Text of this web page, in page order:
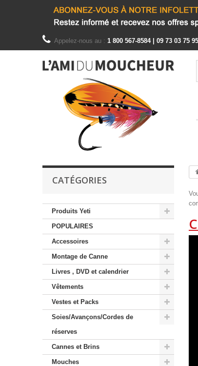
Appelez-nous au : 1 800 567-8584 | 09 73 03 75 95
CATÉGORIES
Produits Yeti
POPULAIRES
Accessoires
Montage de Canne
Livres , DVD et calendrier
Vêtements
Vestes et Packs
Soies/Avançons/Cordes de
réserves
Cannes et Brins
Mouches